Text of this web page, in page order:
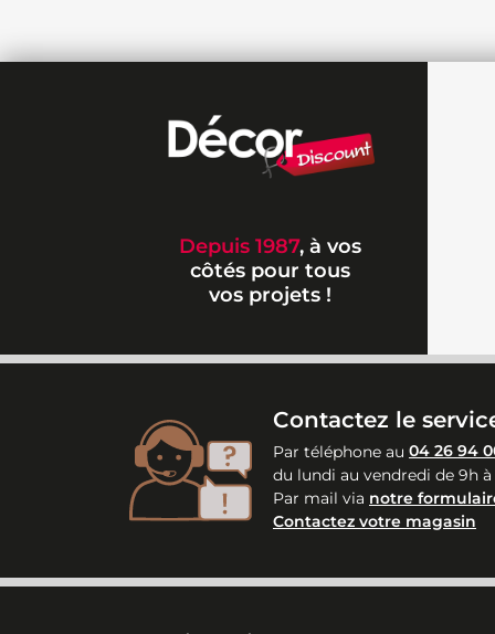
Depuis 1987, à vos
côtés pour tous
vos projets !
Contactez le
Par téléphone au 04 26 94
du lundi au vendredi de 9h à
Par mail via notre
Contactez votre magasin